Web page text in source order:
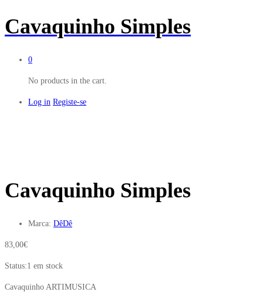
Cavaquinho Simples
0
No products in the cart.
Log in Registe-se
Cavaquinho Simples
Marca: DêDê
83,00€
Status:1 em stock
Cavaquinho ARTIMUSICA